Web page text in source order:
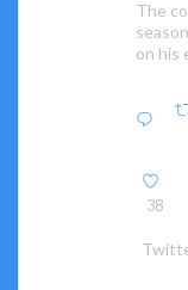
The
on his
38